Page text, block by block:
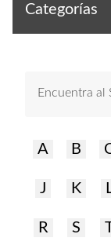
Categorías
A B
J K
R S